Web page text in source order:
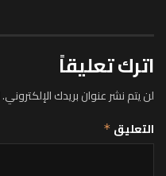
اترك تعليقاً
لن يتم نشر عنوان بريدك الإلكتروني.
التعليق *